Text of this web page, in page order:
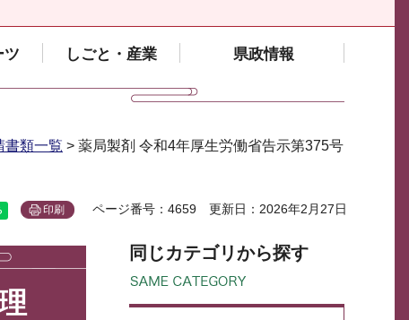
ツ しごと・産業 県政情報
書類一覧 > 薬局製剤 令和4年厚生労働省告示第375号
印刷 ページ番号：4659 更新日：2026年2月27日
同じカテゴリから探す